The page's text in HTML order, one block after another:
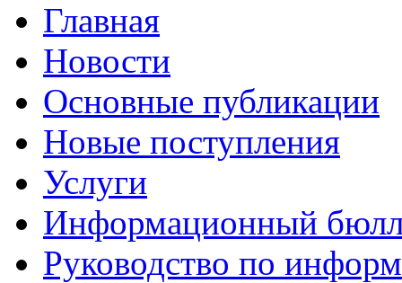
Главная
Новости
Основные публикации
Новые поступления
Услуги
Информационный
Руководство по